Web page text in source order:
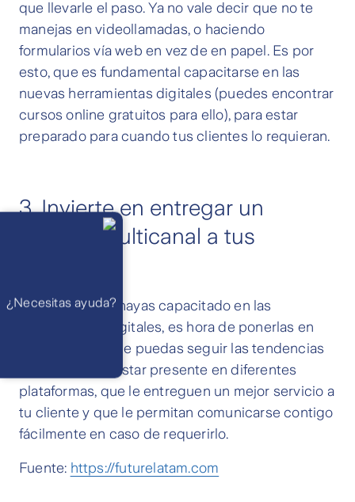
que llevarle el paso. Ya no vale decir que no te
manejas en videollamadas, o haciendo
formularios vía web en vez de en papel. Es por
esto, que es fundamental capacitarse en las
nuevas herramientas digitales (puedes encontrar
cursos online gratuitos para ello), para estar
preparado para cuando tus clientes lo requieran.
3. Invierte en entregar un
servicio multicanal a tus
Una vez que te hayas capacitado en las
herramientas digitales, es hora de ponerlas en
práctica para que puedas seguir las tendencias
del mercado y estar presente en diferentes
plataformas, que le entreguen un mejor servicio a
tu cliente y que le permitan comunicarse contigo
fácilmente en caso de requerirlo.
Fuente: https://futurelatam.com
¿Necesitas ayuda?
WhatsApp
Atención 24